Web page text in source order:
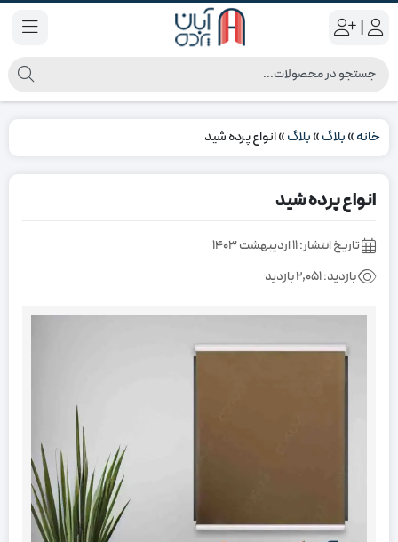
|
خانه»بلاگ»بلاگ»انواع پرده شید
انواع پرده شید
تاریخ انتشار:۱۱ اردیبهشت ۱۴۰۳
بازدید:2,051 بازدید